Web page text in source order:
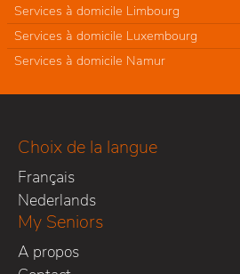
Services à domicile Limbourg
Services à domicile Luxembourg
Services à domicile Namur
Choix de la langue
Français
Nederlands
My Seniors
A propos